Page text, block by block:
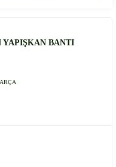
YAPIŞKAN BANTI